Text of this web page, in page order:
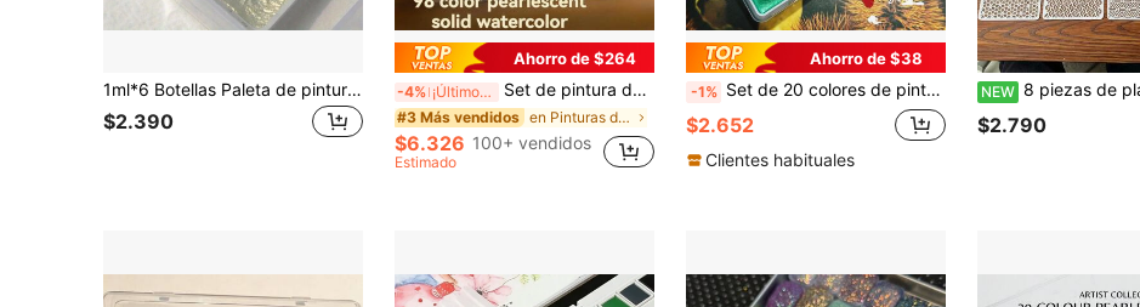
1ml*6 Botellas Paleta de pintura de acuarela sólida metálica perlada, suministros de pintura portátiles para la escuela de arte, temporada de regreso a clases
$2.390
Ahorro de $264
-4% ¡Últimos 3 días Set de pintura de acuarela sólida en polvo de perla de 98 colores, tonos metálicos y de Dunhuang, adecuado para arreglos florales, caligrafía, manualidades y modelado DIY
#3 Más vendidos en Pinturas de acuarela
$6.326 100+ vendidos
Estimado
Ahorro de $38
-1% Set de 20 colores de pintura de acuarela sólida con pigmento de perla: pinturas de alta calidad aptas para caligrafía inglesa, pintura, teñido y artes y manualidades florales, suministros esenciales para volver a la escuela
$2.652
Clientes habituales
NEW 8 piezas de plantillas de estarcido geométricas artísticas con textura hueca, DIY para decoración del hogar de madera, decoración de
$2.790